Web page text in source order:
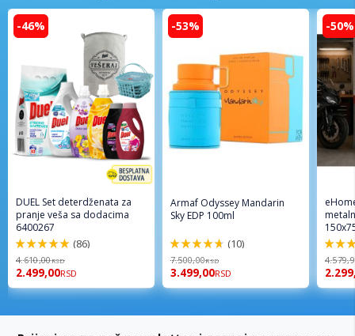
-46%
DUEL Set deterdženata za
pranje veša sa dodacima
6400267
98%
(86)
4.610,00RSD
2.499,00RSD
-53%
Armaf Odyssey Mandarin
Sky EDP 100ml
94%
(10)
7.500,00RSD
3.499,00RSD
-50%
96%